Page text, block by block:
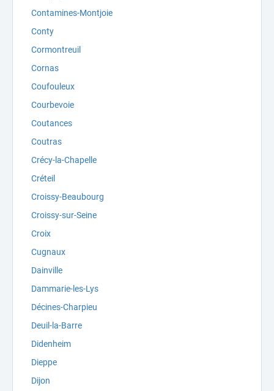
Contamines-Montjoie
Conty
Cormontreuil
Cornas
Coufouleux
Courbevoie
Coutances
Coutras
Crécy-la-Chapelle
Créteil
Croissy-Beaubourg
Croissy-sur-Seine
Croix
Cugnaux
Dainville
Dammarie-les-Lys
Décines-Charpieu
Deuil-la-Barre
Didenheim
Dieppe
Dijon